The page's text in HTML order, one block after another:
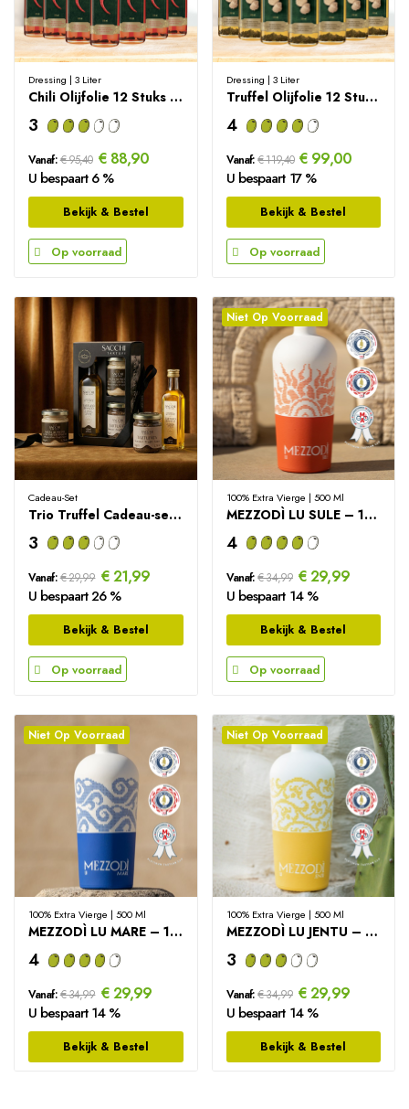
Dressing | 3 Liter
Chili Olijfolie 12 Stuks Voordeelpakket
3
Vanaf: € 95,40 € 88,90
U bespaart 6 %
Bekijk & Bestel
Op voorraad
Dressing | 3 Liter
Truffel Olijfolie 12 Stuks Voordeelpakket
4
Vanaf: € 119,40 € 99,00
U bespaart 17 %
Bekijk & Bestel
Op voorraad
Cadeau-Set
Trio Truffel Cadeau-set | Ready-to-gift
3
Vanaf: € 29,99 € 21,99
U bespaart 26 %
Bekijk & Bestel
Op voorraad
Niet Op Voorraad
100% Extra Vierge | 500 Ml
MEZZODÌ LU SULE – 100% Italiaanse Extra Vierge...
4
Vanaf: € 34,99 € 29,99
U bespaart 14 %
Bekijk & Bestel
Op voorraad
Niet Op Voorraad
100% Extra Vierge | 500 Ml
MEZZODÌ LU MARE – 100% Italiaanse Extra Vierge...
4
Vanaf: € 34,99 € 29,99
U bespaart 14 %
Bekijk & Bestel
Niet Op Voorraad
100% Extra Vierge | 500 Ml
MEZZODÌ LU JENTU – 100% Italiaanse Extra Vierge...
3
Vanaf: € 34,99 € 29,99
U bespaart 14 %
Bekijk & Bestel